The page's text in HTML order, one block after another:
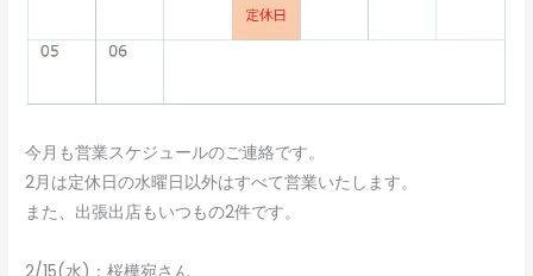
今月も営業スケジュールのご連絡です。
2月は定休日の水曜日以外はすべて営業いたします。
また、出張出店もいつもの2件です。